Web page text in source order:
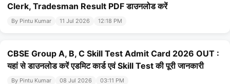
Clerk, Tradesman Result PDF डाउनलोड करें
By Pintu Kumar 11 Jul 2026 12:18 PM
CBSE Group A, B, C Skill Test Admit Card 2026 OUT :
यहां से डाउनलोड करें एडमिट कार्ड एवं Skill Test की पूरी जानकारी
By Pintu Kumar 08 Jul 2026 03:11 PM